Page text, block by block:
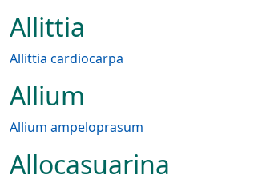
Allittia
Allittia cardiocarpa
Allium
Allium ampeloprasum
Allocasuarina